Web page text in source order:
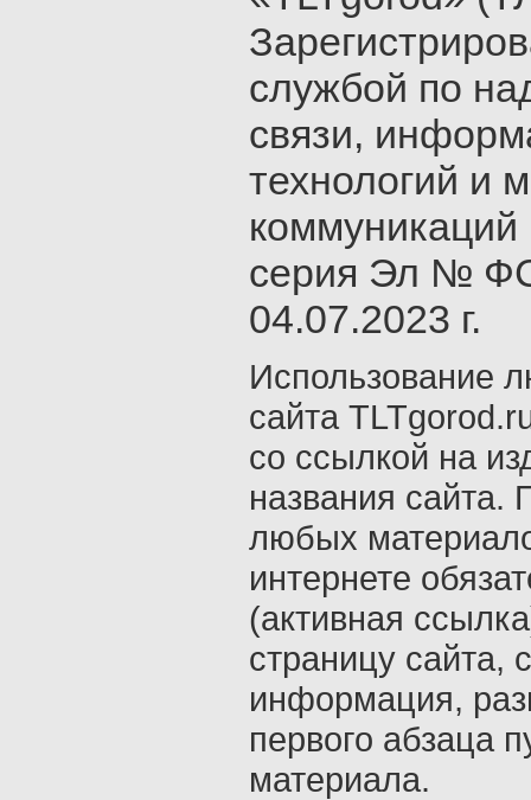
службой по
связи,
технологий и
серия Эл №
04.07.2023 г.
Использование
сайта
со ссылкой на
названия сайта.
любых
интернете
(активная
страницу сайта,
информация,
первого абзаца
материала.